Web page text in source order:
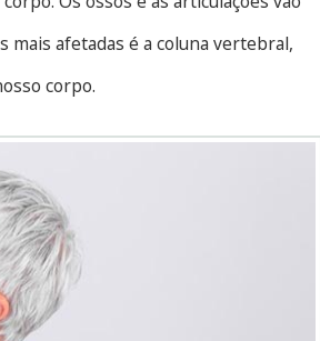
mais afetadas é a coluna vertebral,
corpo.